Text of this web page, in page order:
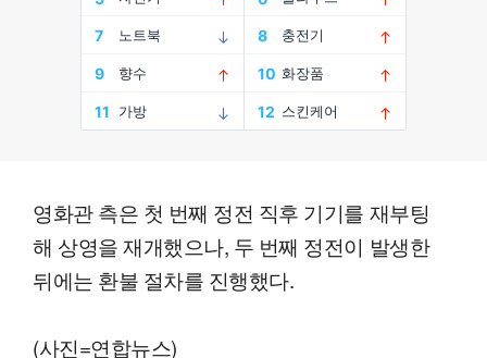
영화관 측은 첫 번째 정전 직후 기기를 재부팅
해 상영을 재개했으나, 두 번째 정전이 발생한
뒤에는 환불 절차를 진행했다.
(사진=연합뉴스)